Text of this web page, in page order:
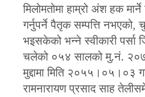
मिलोमतोमा हाम्रो अंश हक
गर्नुपर्ने पैतृक सम्पत्ति नभएको,
भइसकेको भन्‍ने स्वीकारी पर्सा
चलेको ०५४ सालको मु.नं.
मुद्दामा मिति २०५५।०५।०३
रामनारायण प्रसाद साह